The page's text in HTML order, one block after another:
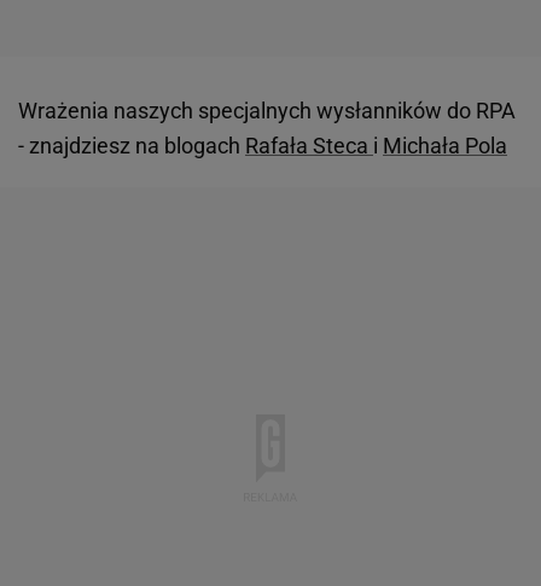
Wrażenia naszych specjalnych wysłanników do RPA
- znajdziesz na blogach Rafała Steca i Michała Pola